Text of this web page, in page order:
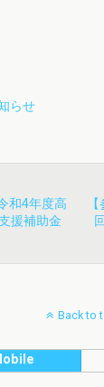
らせ
和4年度高
援補助金
Back to